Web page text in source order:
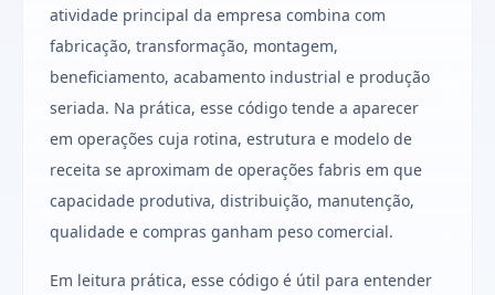
atividade principal da empresa combina com
fabricação, transformação, montagem,
beneficiamento, acabamento industrial e produção
seriada. Na prática, esse código tende a aparecer
em operações cuja rotina, estrutura e modelo de
receita se aproximam de operações fabris em que
capacidade produtiva, distribuição, manutenção,
qualidade e compras ganham peso comercial.
Em leitura prática, esse código é útil para entender